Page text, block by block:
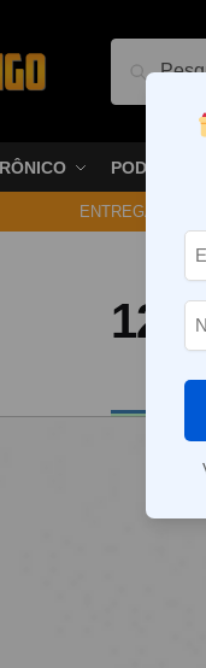
PODS
ENTREGA NO